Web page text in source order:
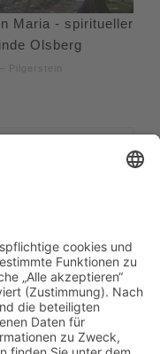
Maria - spiritueller
Olsberg
Pilgerstein